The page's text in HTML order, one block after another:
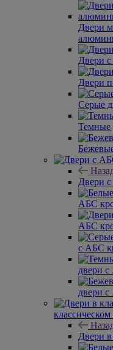
Двери
Двери
Двери
Серые
Темные
Двери
АБС
АБС
с АБС
двери
двери
классическом
Двери в